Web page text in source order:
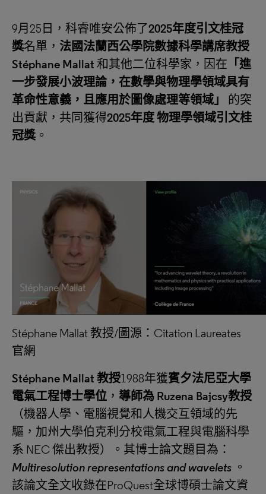
9月25日，科睿唯安公佈了2025年度引文桂冠
獎名單， 法國法蘭西公學院數據科學講席教授
Stéphane Mallat 和其他二位科學家，因在 「進
一步發展小波理論，在數學與物理學領域具有
革命性意義，且應用於圖像處理等領域」
的突
出貢獻，共同獲得2025年度物理學領域引文桂
冠獎 。
Stéphane Mallat 教授/圖源：Citation Laureates
官網
Stéphane Mallat 教授1988年獲賓夕法尼亞大學
電氣工程博士學位 ， 導師為 Ruzena Bajcsy教授
（機器人學、電腦視覺和人機交互領域的先
驅，加州大學伯克利分校電氣工程與電腦科學
系 NEC 傑出教授）。其博士論文題目為：
Multiresolution representations and wavelets 。
該論文全文收錄在ProQuest全球博碩士論文資